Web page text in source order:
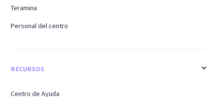
Teramina
Personal del centro
RECURSOS
Centro de Ayuda